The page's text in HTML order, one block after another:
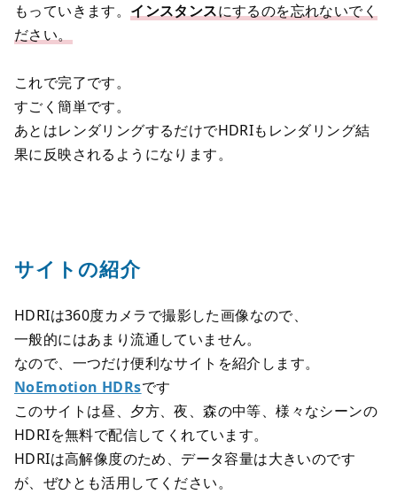
もっていきます。インスタンスにするのを忘れないでく
ださい。
これで完了です。
すごく簡単です。
あとはレンダリングするだけでHDRIもレンダリング結
果に反映されるようになります。
サイトの紹介
HDRIは360度カメラで撮影した画像なので、
一般的にはあまり流通していません。
なので、一つだけ便利なサイトを紹介します。
NoEmotion HDRsです
このサイトは昼、夕方、夜、森の中等、様々なシーンの
HDRIを無料で配信してくれています。
HDRIは高解像度のため、データ容量は大きいのです
が、ぜひとも活用してください。